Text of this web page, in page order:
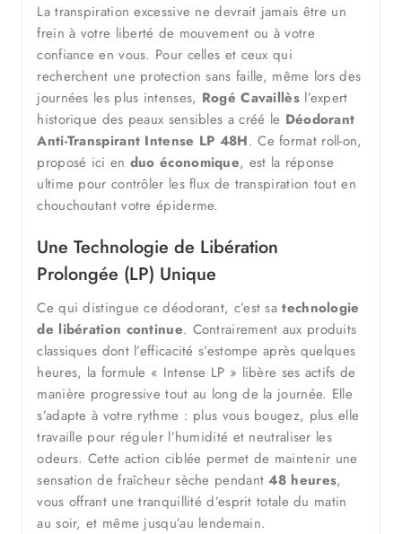
La transpiration excessive ne devrait jamais être un
frein à votre liberté de mouvement ou à votre
confiance en vous. Pour celles et ceux qui
recherchent une protection sans faille, même lors des
journées les plus intenses, Rogé Cavaillèsl’expert
historique des peaux sensibles a créé le Déodorant
Anti-Transpirant Intense LP 48H. Ce format roll-on,
proposé ici en duo économique, est la réponse
ultime pour contrôler les flux de transpiration tout en
chouchoutant votre épiderme.
Une Technologie de Libération
Prolongée (LP) Unique
Ce qui distingue ce déodorant, c’est satechnologie
de libération continue. Contrairement aux produits
classiques dont l’efficacité s’estompe après quelques
heures, la formule « Intense LP » libère ses actifs de
manière progressive tout au long de la journée. Elle
s’adapte à votre rythme : plus vous bougez, plus elle
travaille pour réguler l’humidité et neutraliser les
odeurs. Cette action ciblée permet de maintenir une
sensation de fraîcheur sèche pendant48 heures,
vous offrant une tranquillité d’esprit totale du matin
au soir, et même jusqu’au lendemain.